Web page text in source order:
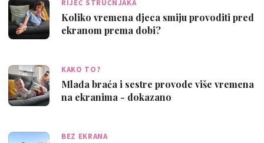
RIJEČ STRUČNJAKA
Koliko vremena djeca smiju provoditi pred
ekranom prema dobi?
KAKO TO?
Mlađa braća i sestre provode više vremena
na ekranima - dokazano
BEZ EKRANA